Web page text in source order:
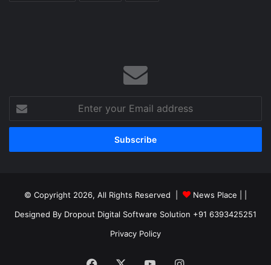
your
Email
© Copyright 2026, All Rights Reserved | News Place |
Designed By Dropout Digital Software Solution +91 6393425251
Privacy Policy